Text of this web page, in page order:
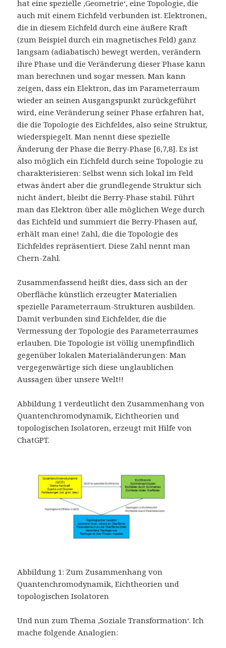
hat eine spezielle ‚Geometrie‘, eine Topologie, die
auch mit einem Eichfeld verbunden ist. Elektronen,
die in diesem Eichfeld durch eine äußere Kraft
(zum Beispiel durch ein magnetisches Feld) ganz
langsam (adiabatisch) bewegt werden, verändern
ihre Phase und die Veränderung dieser Phase kann
man berechnen und sogar messen. Man kann
zeigen, dass ein Elektron, das im Parameterraum
wieder an seinen Ausgangspunkt zurückgeführt
wird, eine Veränderung seiner Phase erfahren hat,
die die Topologie des Eichfeldes, also seine Struktur,
wiederspiegelt. Man nennt diese spezielle
Änderung der Phase die Berry-Phase [6,7,8]. Es ist
also möglich ein Eichfeld durch seine Topologie zu
charakterisieren: Selbst wenn sich lokal im Feld
etwas ändert aber die grundlegende Struktur sich
nicht ändert, bleibt die Berry-Phase stabil. Führt
man das Elektron über alle möglichen Wege durch
das Eichfeld und summiert die Berry-Phasen auf,
erhält man eine! Zahl, die die Topologie des
Eichfeldes repräsentiert. Diese Zahl nennt man
Chern-Zahl.
Zusammenfassend heißt dies, dass sich an der
Oberfläche künstlich erzeugter Materialien
spezielle Parameterraum-Strukturen ausbilden.
Damit verbunden sind Eichfelder, die die
Vermessung der Topologie des Parameterraumes
erlauben. Die Topologie ist völlig unempfindlich
gegenüber lokalen Materialänderungen: Man
vergegenwärtige sich diese unglaublichen
Aussagen über unsere Welt!!
Abbildung 1 verdeutlicht den Zusammenhang von
Quantenchromodynamik, Eichtheorien und
topologischen Isolatoren, erzeugt mit Hilfe von
ChatGPT.
Abbildung 1: Zum Zusammenhang von
Quantenchromodynamik, Eichtheorien und
topologischen Isolatoren
Und nun zum Thema ‚Soziale Transformation‘. Ich
mache folgende Analogien: